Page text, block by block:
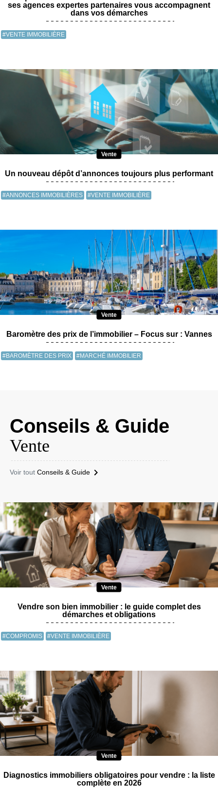
ses agences expertes partenaires vous accompagnent
dans vos démarches
#VENTE IMMOBILIÈRE
Vente
Un nouveau dépôt d’annonces toujours plus performant
#ANNONCES IMMOBILIÈRES #VENTE IMMOBILIÈRE
Vente
Baromètre des prix de l’immobilier – Focus sur : Vannes
#BAROMÈTRE DES PRIX #MARCHÉ IMMOBILIER
Conseils & Guide
Vente
Voir tout Conseils & Guide
Vente
Vendre son bien immobilier : le guide complet des
démarches et obligations
#COMPROMIS #VENTE IMMOBILIÈRE
Vente
Diagnostics immobiliers obligatoires pour vendre : la liste
complète en 2026